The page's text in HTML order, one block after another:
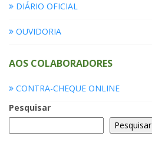
DIÁRIO OFICIAL
OUVIDORIA
AOS COLABORADORES
CONTRA-CHEQUE ONLINE
Pesquisar
Pesquisar